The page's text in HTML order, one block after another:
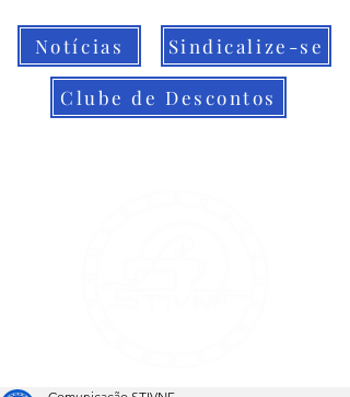
Notícias Sindicalize-se
Clube de Descontos